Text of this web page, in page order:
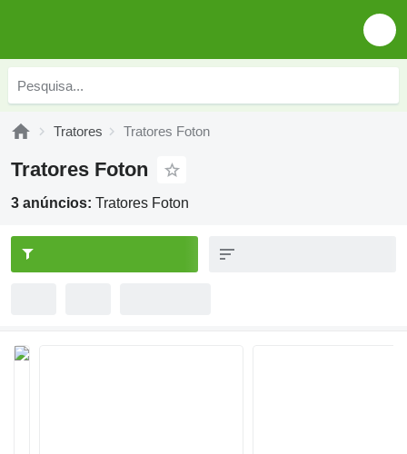
Tratores Tratores Foton
Tratores Foton
3 anúncios: Tratores Foton